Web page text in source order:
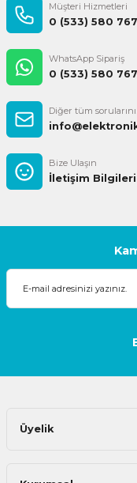
Müşteri Hizmetleri
0 (533) 580
WhatsApp Sipariş
0 (533) 580
Diğer tüm
Bize Ulaşın
İletişim
Üyelik